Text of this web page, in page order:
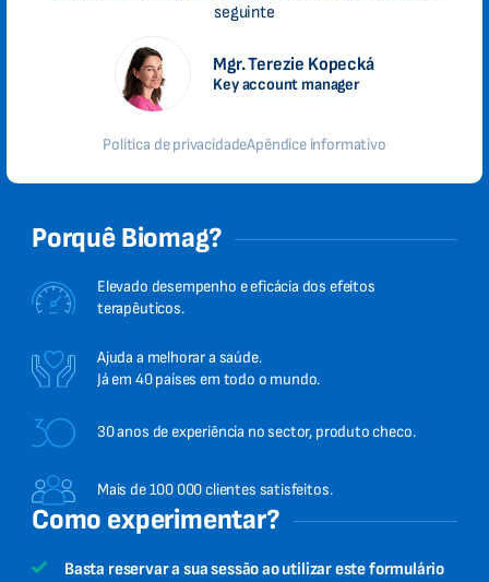
seguinte
Mgr. Terezie Kopecká
Key account manager
Política de privacidadeApêndice informativo
Porquê Biomag?
Elevado desempenho e eficácia dos efeitos
terapêuticos.
Ajuda a melhorar a saúde.
Já em 40 países em todo o mundo.
30 anos de experiência no sector, produto checo.
Mais de 100 000 clientes satisfeitos.
Como experimentar?
Basta reservar a sua sessão ao utilizar este formulário